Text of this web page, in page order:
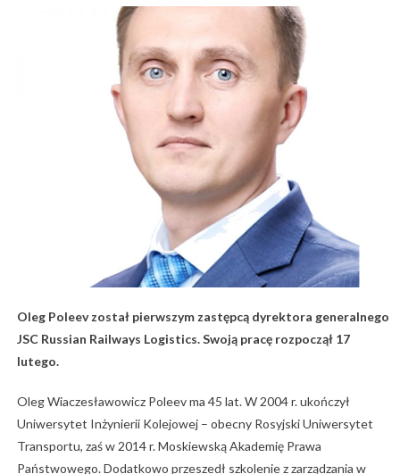
Oleg Poleev został pierwszym zastępcą dyrektora generalnego
JSC Russian Railways Logistics. Swoją pracę rozpoczął 17
lutego.
Oleg Wiaczesławowicz Poleev ma 45 lat. W 2004 r. ukończył
Uniwersytet Inżynierii Kolejowej – obecny Rosyjski Uniwersytet
Transportu, zaś w 2014 r. Moskiewską Akademię Prawa
Państwowego. Dodatkowo przeszedł szkolenie z zarządzania w